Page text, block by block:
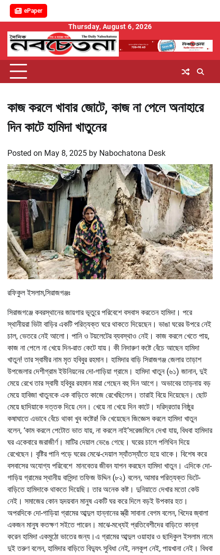
ePaper
content
Thursday, August 6, 2026
কাজ করলে খাবার জোটে, কাজ না পেলে অনাহারে
দিন কাটে হামিদা খাতুনের
Posted on May 8, 2025 by Nabochatona Desk
রফিকুল ইসলাম,সিরাজগঞ্জঃ
সিরাজগঞ্জে কবরস্থানের জায়গার ভূতুরে পরিবেশে বসবাস করতেন হামিদা। পরে
স্থানীয়রা ভিটা বাড়ির একটি পরিত্যক্ত ঘরে থাকতে দিয়েছেন। ভাঙা ঘরের উপরে নেই
চাল, ভেতরে নেই আলো। পানি ও টয়লেটের ব্যবস্থাও নেই। কাজ করলে খেতে পায়,
কাজ না পেলে না খেয়ে দিন-রাত কেটে যায়। কী নিদারুণ কষ্টে বেঁচে আছেন হামিদা
খাতুন! তার স্বামীর নাম মৃত হবিবুর রহমান। হামিদার বাড়ি সিরাজগঞ্জ জেলার তাড়াশ
উপজেলার দেশীগ্রাম ইউনিয়নের দো-গাড়িয়া গ্রামে। হামিদা খাতুন (৬১) জানান, দুই
মেয়ে রেখে তার স্বামী হবিবুর রহমান মারা গেছেন বহু দিন আগে। অভাবের তাড়নায় বড়
মেয়ে হাবিজা খাতুনকে এক বাড়িতে কাজে রেখেছিলেন। তারাই বিয়ে দিয়েছেন। ছোট
মেয়ে ছাদিয়াকে দত্তক দিয়ে দেন। খেয়ে না খেয়ে দিন কাটে। দরিদ্রতার নিষ্ঠুর
কষাঘাতে এভাবে বেঁচে থাকা খুব কষ্টের! কি খেয়েছেন জিজ্ঞেস করলে হামিদা খাতুন
বলেন, ‘কাম করলে পেটোত ভাত যায়, না করলে নাই’সরেজমিনে দেখা যায়, বিধবা হামিদার
ঘর একেবারে জরাজীর্ণ। মাটির দেয়াল ভেঙে গেছে। ঘরের চালে পলিথিন দিয়ে
রেখেছেন। বৃষ্টির পানি পড়ে ঘরের মেঝে-দেয়াল স্যাঁতস্যাঁতে হয়ে থাকে। বিশেষ করে
বসবাসের অযোগ্য পরিবেশে মানবেতর জীবন যাপন করছেন হামিদা খাতুন। এদিকে দো-
গাড়িয় গ্রামের স্থানীয় বাসিন্দা তফিজ উদ্দিন (৮২) বলেন, আমার পরিত্যক্ত ভিটে-
বাড়িতে হামিদাকে থাকতে দিয়েছি। তার অনেক কষ্ট। দুনিয়াতে দেখার মতো কেউ
নেই। সমাজের কোন হৃদয়বান মানুষ একটি ঘর করে দিলে বড়ই উপকার হত।
অপরদিকে দো-গাড়িয়া গ্রামের আব্দুল হান্নানের স্ত্রী সাবানা বেগম বলেন, খিদের জ্বালা
একজন মানুষ কতক্ষণ সইতে পারেন। মাঝে-মধ্যেই প্রতিবেশীদের বাড়িতে কান্না
করেন হামিদা একমুঠো ভাতের জন্য।এ গ্রামের আব্দুল ওয়াহার ও ছাদিকুল ইসলাম নামে
দুই তরুণ বলেন, হামিদার বাড়িতে বিদ্যুৎ সুবিধা নেই, নলকূপ নেই, পায়খানা নেই। বিধবা